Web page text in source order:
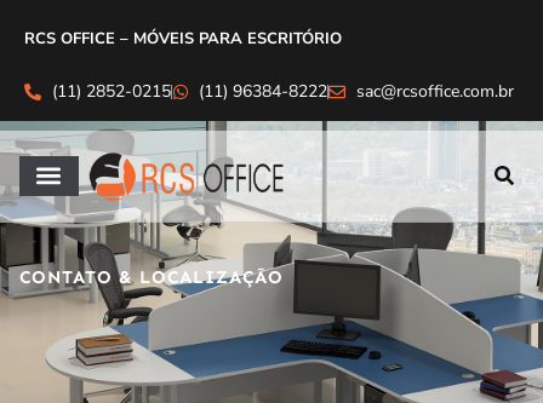
RCS OFFICE – MÓVEIS PARA ESCRITÓRIO
(11) 2852-0215 (11) 96384-8222 sac@rcsoffice.com.br
CONTATO & LOCALIZAÇÃO